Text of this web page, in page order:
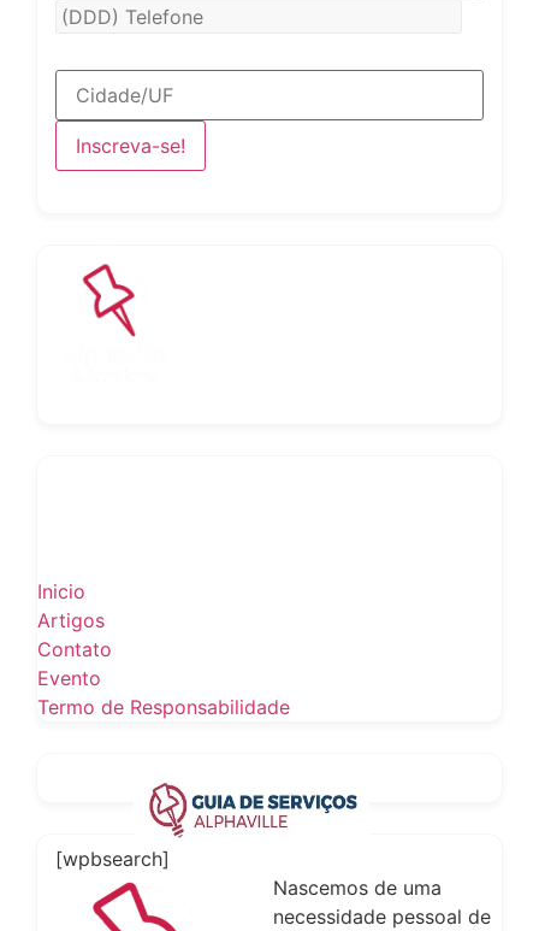
Inicio
Artigos
Contato
Evento
Termo de Responsabilidade
[wpbsearch]
Nascemos de uma
necessidade pessoal de